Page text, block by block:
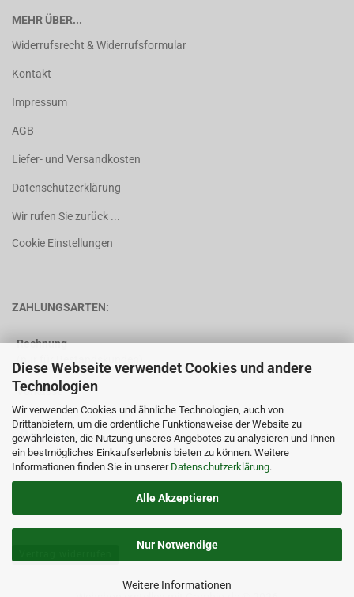
Diese Webseite verwendet Cookies und andere
Technologien
Wir verwenden Cookies und ähnliche Technologien, auch von
Drittanbietern, um die ordentliche Funktionsweise der Website zu
gewährleisten, die Nutzung unseres Angebotes zu analysieren und Ihnen
ein bestmögliches Einkaufserlebnis bieten zu können. Weitere
Informationen finden Sie in unserer Datenschutzerklärung.
Alle Akzeptieren
Nur Notwendige
Weitere Informationen
MEHR ÜBER...
Widerrufsrecht & Widerrufsformular
Kontakt
Impressum
AGB
Liefer- und Versandkosten
Datenschutzerklärung
Wir rufen Sie zurück ...
Cookie Einstellungen
ZAHLUNGSARTEN:
Rechnung
(nur für Bestandskunden)
Vorkasse